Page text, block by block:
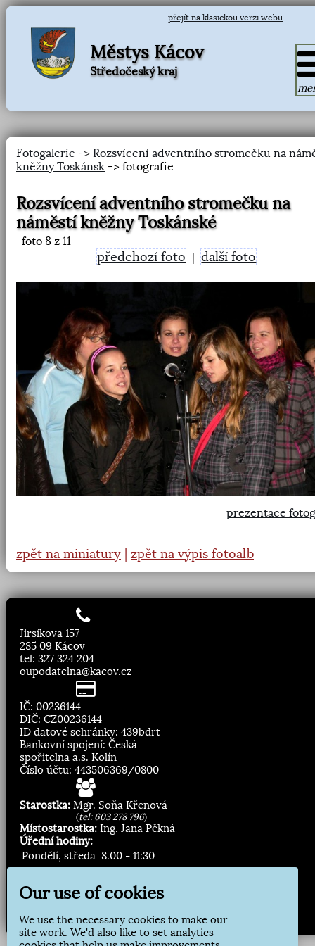
přejít na klasickou verzi webu
Městys Kácov
Středočeský kraj
Fotogalerie -> Rozsvícení adventního stromečku na
kněžny Toskánsk -> fotografie
Rozsvícení adventního stromečku na
náměstí kněžny Toskánské
foto 8 z 11
předchozí foto |další foto
prezentace
zpět na miniatury zpět na výpis fotoalb
Jirsíkova 157
285 09 Kácov
tel: 327 324 204
oupodatelna@kacov.cz
IČ: 00236144
DIČ: CZ00236144
ID datové schránky: 439bdrt
Bankovní spojení: Česká
spořitelna a.s. Kolín
Číslo účtu: 443506369/0800
Starostka: Mgr. Soňa Křenová
(tel: 603 278 796)
Místostarostka: Ing. Jana Pěkná
Úřední hodiny:
Pondělí, středa 8.00 - 11:30
Přihlásit odběr
Our use of cookies
We use the necessary cookies to make our
site work. We'd also like to set analytics